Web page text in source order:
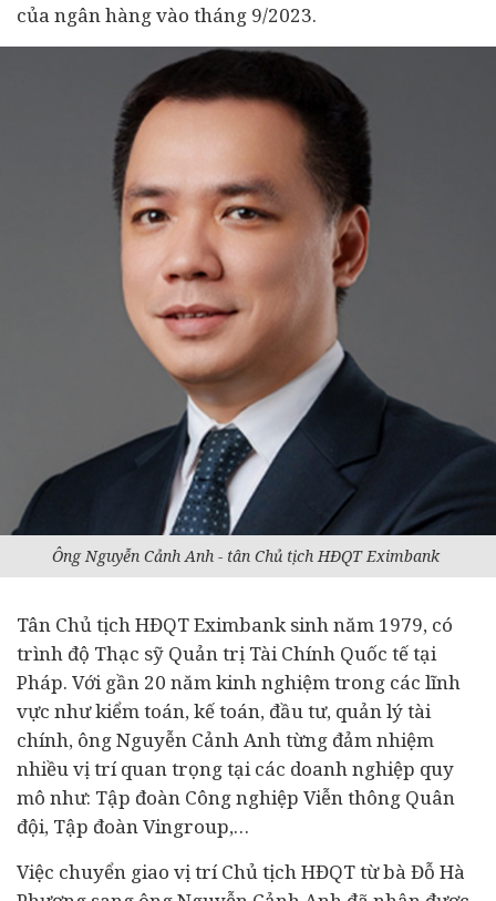
của ngân hàngvào tháng 9/2023.
Ông Nguyễn Cảnh Anh - tân Chủ tịch HĐQT Eximbank
Tân Chủ tịch HĐQT Eximbank sinh năm 1979, có
trình độ Thạc sỹ Quản trịTài Chính Quốc tế tại
Pháp. Với gần 20 năm kinh nghiệm trong các lĩnh
vực như kiểm toán, kế toán, đầu tư, quản lý tài
chính, ông Nguyễn Cảnh Anh từng đảm nhiệm
nhiều vị trí quan trọng tại các doanh nghiệp quy
mô như: Tập đoàn Công nghiệp Viễn thông Quân
đội, Tập đoàn Vingroup,…
Việc chuyển giao vị trí Chủ tịch HĐQT từ bà Đỗ Hà